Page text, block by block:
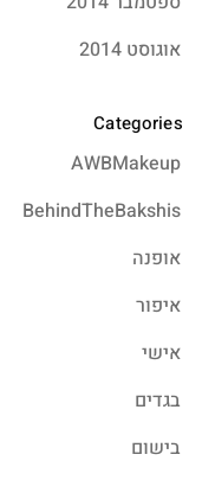
אוגוסט 2014
Categories
AWBMakeup
BehindTheBakshis
אופנה
איפור
אישי
בגדים
בישום